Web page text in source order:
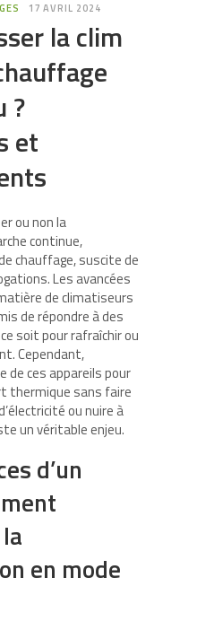
17 AVRIL 2024
la clim
?
et
ou non la
continue,
chauffage, suscite de
Les avancées
de climatiseurs
de répondre à des
soit pour rafraîchir ou
Cependant,
de ces appareils pour
thermique sans faire
ou nuire à
un véritable enjeu.
d’un
en mode